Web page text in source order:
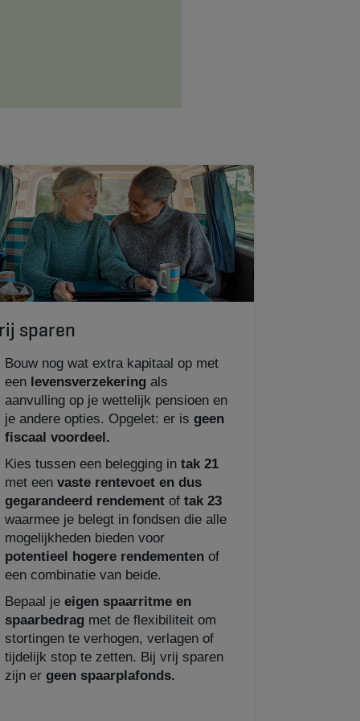
sparen
Bouw nog wat extra kapitaal op met
een levensverzekering als
aanvulling op je wettelijk pensioen en
je andere opties. Opgelet: er is geen
fiscaal voordeel.
Kies tussen een belegging in tak 21
met een vaste rentevoet en dus
gegarandeerd rendement of tak 23
waarmee je belegt in fondsen die alle
mogelijkheden bieden voor
potentieel hogere rendementen of
een combinatie van beide.
Bepaal je eigen spaarritme en
spaarbedrag met de flexibiliteit om
stortingen te verhogen, verlagen of
tijdelijk stop te zetten. Bij vrij sparen
zijn er geen spaarplafonds.